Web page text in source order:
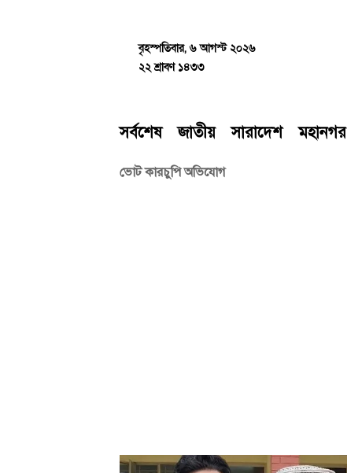
contentবৃহস্পতিবার, ৬ আগস্ট ২০২৬
২২ শ্রাবণ ১৪৩৩
সর্বশেষ জাতীয় সারাদেশ মহানগর
ভোট কারচুপি অভিযোগ